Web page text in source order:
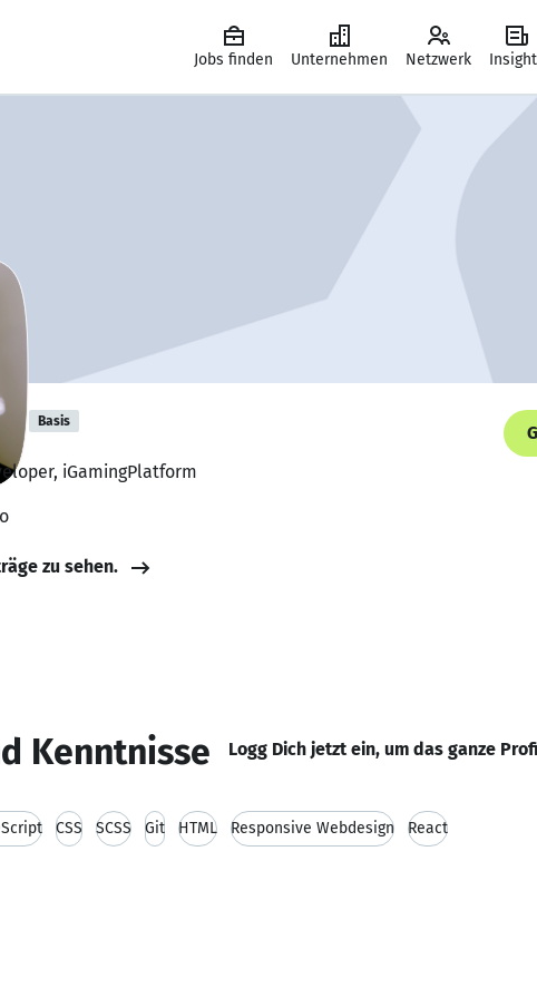
Jobs finden Unternehmen Netzwerk
Basis
iGamingPlatform
zu sehen.
Kenntnisse Logg Dich jetzt ein, um das ganze
CSS SCSS Git HTML Responsive Webdesign React